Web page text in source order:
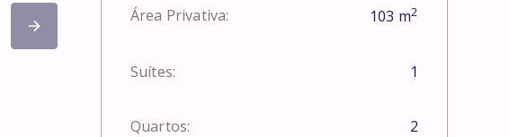
Área Privativa: 103 m2
Suítes: 1
Quartos: 2